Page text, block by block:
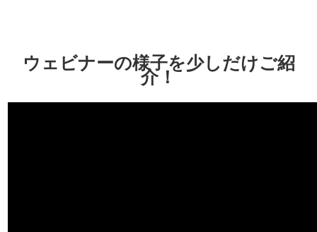
ウェビナーの様子を少しだけご紹
介！